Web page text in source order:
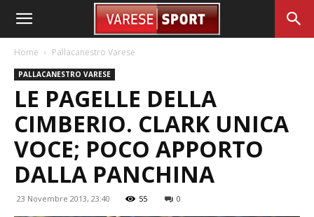
Home Pallacanestro Varese
PALLACANESTRO VARESE
LE PAGELLE DELLA
CIMBERIO. CLARK UNICA
VOCE; POCO APPORTO
DALLA PANCHINA
23 Novembre 2013, 23:40 55 0